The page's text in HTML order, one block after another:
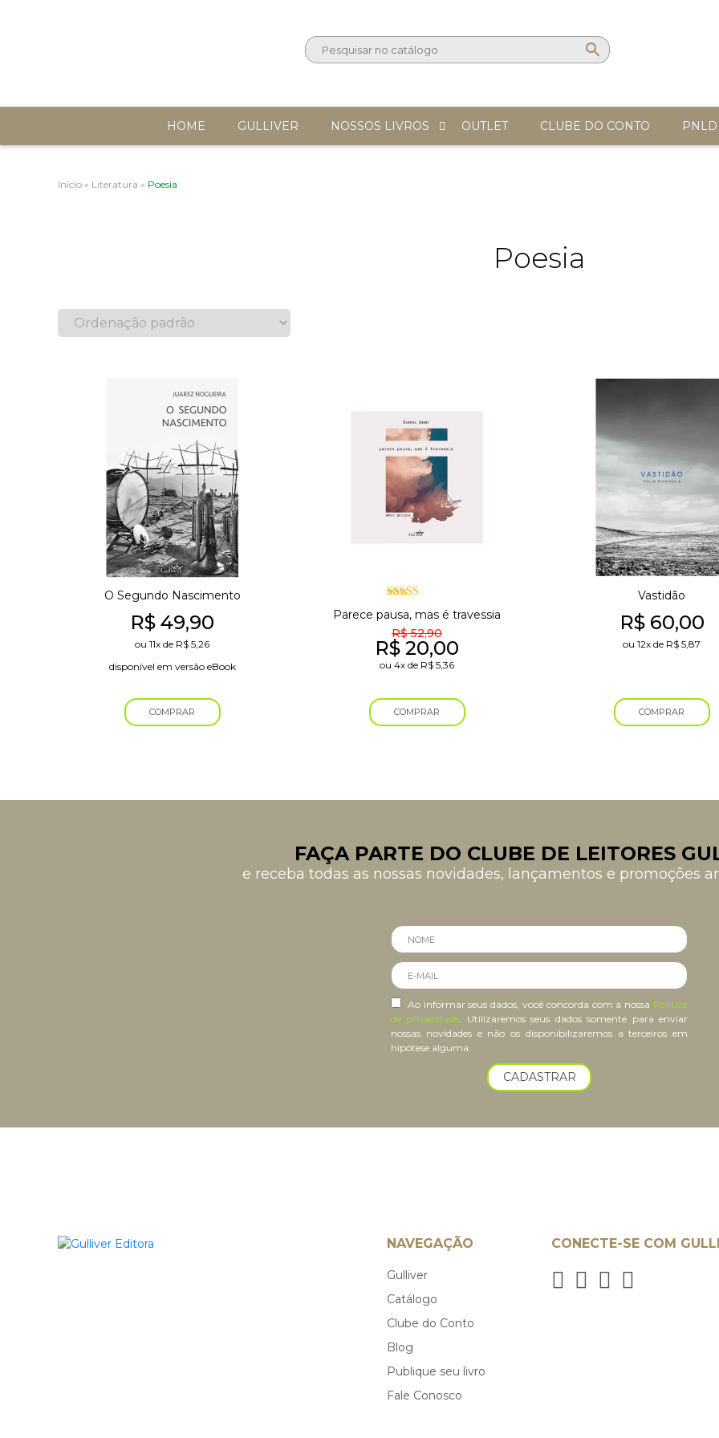
HOME GULLIVER NOSSOS LIVROS OUTLET CLUBE DO CONTO PNLD
Início » Literatura » Poesia
Poesia
O Segundo Nascimento
R$ 49,90
ou 11x de R$ 5,26
disponível em versão eBook
COMPRAR
5.00 de 5
Parece pausa, mas é travessia
R$52,90
O
preço
original
era:
R$ 20,00
O
preço
atual
é:
ou 4x de R$ 5,36
COMPRAR
Vastidão
R$60,00
ou 12x de R$ 5,87
COMPRAR
FAÇA PARTE DO CLUBE DE LEITORES
e receba todas as nossas novidades, lançamentos e promoções
Ao informar seus dados, você concorda com a nossa Política
de privacidade. Utilizaremos seus dados somente para enviar
nossas novidades e não os disponibilizaremos a terceiros em
hipótese alguma.
CADASTRAR
NAVEGAÇÃO
Gulliver
Catálogo
Clube do Conto
Blog
Publique seu livro
Fale Conosco
CONECTE-SE COM